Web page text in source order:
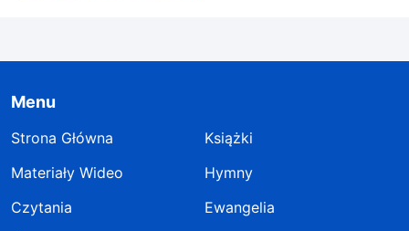
Menu
Strona Główna
Książki
Materiały Wideo
Hymny
Czytania
Ewangelia